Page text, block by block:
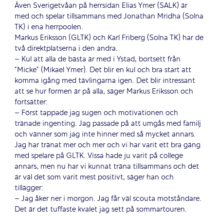
Även Sverigetvåan på herrsidan Elias Ymer (SALK) är
med och spelar tillsammans med Jonathan Mridha (Solna
TK) i ena herrpoolen.
Markus Eriksson (GLTK) och Karl Friberg (Solna TK) har de
två direktplatserna i den andra.
– Kul att alla de bästa är med i Ystad, bortsett från
”Micke” (Mikael Ymer). Det blir en kul och bra start att
komma igång med tävlingarna igen. Det blir intressant
att se hur formen är på alla, säger Markus Eriksson och
fortsätter:
– Först tappade jag sugen och motivationen och
tränade ingenting. Jag passade på att umgås med familj
och vänner som jag inte hinner med så mycket annars.
Jag har tränat mer och mer och vi har varit ett bra gäng
med spelare på GLTK. Vissa hade ju varit på college
annars, men nu har vi kunnat träna tillsammans och det
är väl det som varit mest positivt, säger han och
tillägger:
– Jag åker ner i morgon. Jag får väl scouta motståndare.
Det är det tuffaste kvalet jag sett på sommartouren.